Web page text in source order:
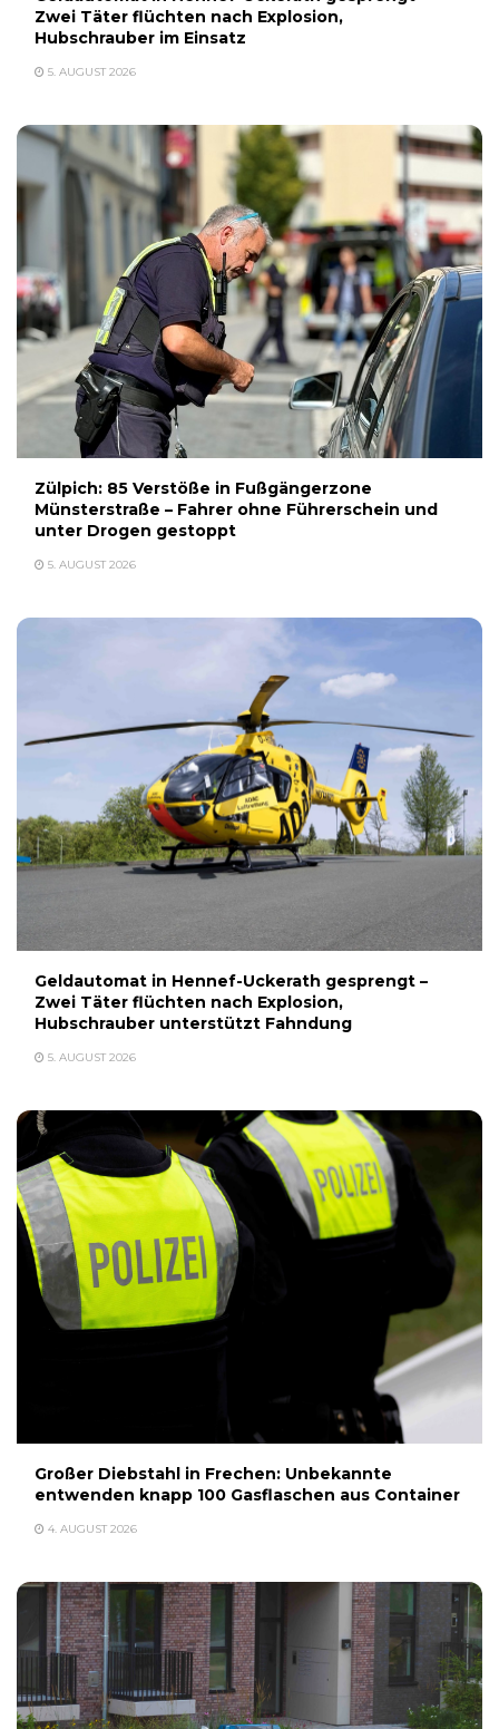
Zwei Täter flüchten nach Explosion,
Hubschrauber im Einsatz
5. AUGUST 2026
Zülpich: 85 Verstöße in Fußgängerzone
Münsterstraße – Fahrer ohne Führerschein und
unter Drogen gestoppt
5. AUGUST 2026
Geldautomat in Hennef-Uckerath gesprengt –
Zwei Täter flüchten nach Explosion,
Hubschrauber unterstützt Fahndung
5. AUGUST 2026
Großer Diebstahl in Frechen: Unbekannte
entwenden knapp 100 Gasflaschen aus Container
4. AUGUST 2026